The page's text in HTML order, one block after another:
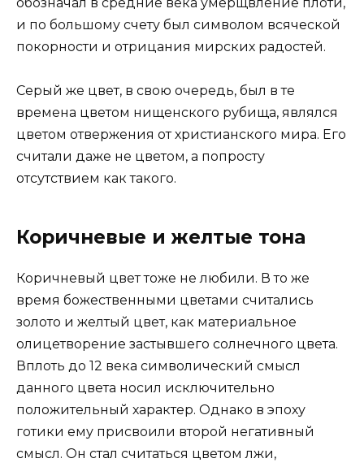
и по большому счету был символом всяческой
покорности и отрицания мирских радостей.
Серый же цвет, в свою очередь, был в те
времена цветом нищенского рубища, являлся
цветом отвержения от христианского мира. Его
считали даже не цветом, а попросту
отсутствием как такого.
Коричневые и желтые тона
Коричневый цвет тоже не любили. В то же
время божественными цветами считались
золото и желтый цвет, как материальное
олицетворение застывшего солнечного цвета.
Вплоть до 12 века символический смысл
данного цвета носил исключительно
положительный характер. Однако в эпоху
готики ему присвоили второй негативный
смысл. Он стал считаться цветом лжи,